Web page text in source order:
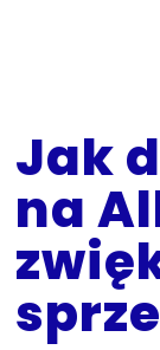
Jak
na